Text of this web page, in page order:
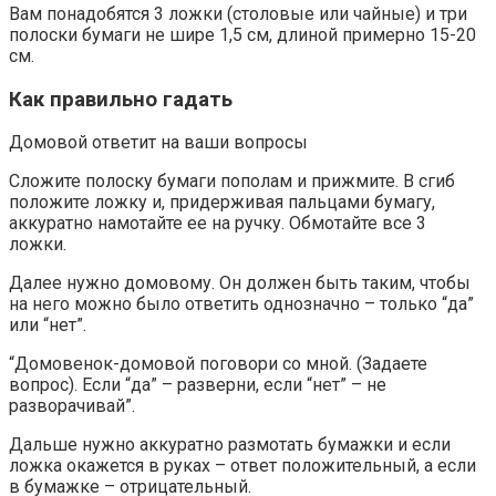
Вам понадобятся 3 ложки (столовые или чайные) и три
полоски бумаги не шире 1,5 см, длиной примерно 15-20
см.
Как правильно гадать
Домовой ответит на ваши вопросы
Сложите полоску бумаги пополам и прижмите. В сгиб
положите ложку и, придерживая пальцами бумагу,
аккуратно намотайте ее на ручку. Обмотайте все 3
ложки.
Далее нужно домовому. Он должен быть таким, чтобы
на него можно было ответить однозначно – только “да”
или “нет”.
“Домовенок-домовой поговори со мной. (Задаете
вопрос). Если “да” – разверни, если “нет” – не
разворачивай”.
Дальше нужно аккуратно размотать бумажки и если
ложка окажется в руках – ответ положительный, а если
в бумажке – отрицательный.